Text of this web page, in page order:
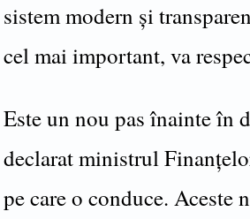
sistem modern și
cel mai important, va
Este un nou pas înainte în
declarat ministrul
pe care o conduce.